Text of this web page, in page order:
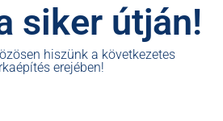
siker útján!
hiszünk a következetes
erejében!